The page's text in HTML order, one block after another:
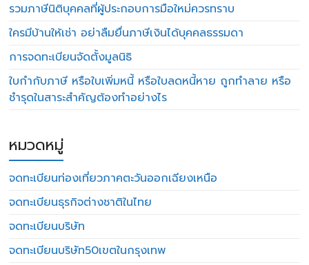
รวมภาษีนิติบุคคลที่ผู้ประกอบการมือใหม่ควรทราบ
ใครมีบ้านให้เช่า อย่าลืมยื่นภาษีเงินได้บุคคลธรรมดา
การจดทะเบียนจัดตั้งมูลนิธิ
ใบกำกับภาษี หรือใบเพิ่มหนี้ หรือใบลดหนี้หาย ถูกทำลาย หรือ
ชำรุดในสาระสำคัญต้องทำอย่างไร
หมวดหมู่
จดทะเบียนท่องเที่ยวภาคตะวันออกเฉียงเหนือ
จดทะเบียนธุรกิจต่างชาติในไทย
จดทะเบียนบริษัท
จดทะเบียนบริษัท50เขตในกรุงเทพ